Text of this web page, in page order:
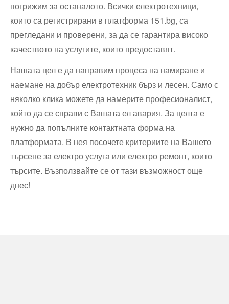
погрижим за останалото. Всички електротехници,
които са регистрирани в платформа 151.bg, са
прегледани и проверени, за да се гарантира високо
качеството на услугите, които предоставят.
Нашата цел е да направим процеса на намиране и
наемане на добър електротехник бърз и лесен. Само с
няколко клика можете да намерите професионалист,
който да се справи с Вашата ел авария. За целта е
нужно да попълните контактната форма на
платформата. В нея посочете критериите на Вашето
търсене за електро услуга или електро ремонт, които
търсите. Възползвайте се от тази възможност още
днес!